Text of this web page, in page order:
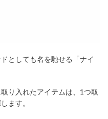
としても名を馳せる「ナイ
り入れたアイテムは、1つ取
ます。